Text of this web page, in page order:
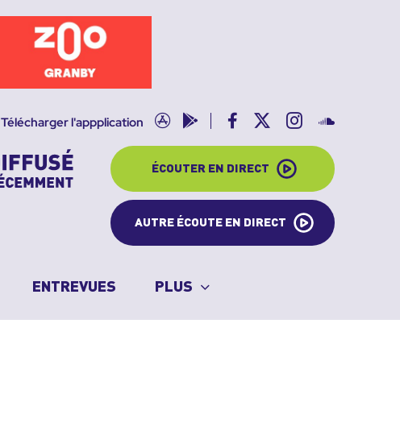
FacebookInstagram
Télécharger l'appplication
App Google
ÉCOUTER EN DIRECT
AUTRE ÉCOUTE EN DIRECT
ENTREVUES PLUS